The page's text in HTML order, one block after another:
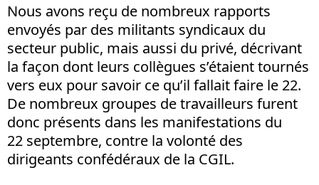
Nous avons reçu de nombreux rapports
envoyés par des militants syndicaux du
secteur public, mais aussi du privé, décrivant
la façon dont leurs collègues s’étaient tournés
vers eux pour savoir ce qu’il fallait faire le 22.
De nombreux groupes de travailleurs furent
donc présents dans les manifestations du
22 septembre, contre la volonté des
dirigeants confédéraux de la CGIL.